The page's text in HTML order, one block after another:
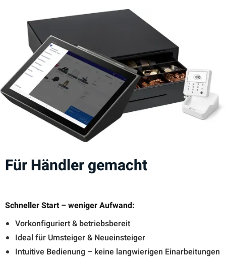
Für Händler gemacht
Schneller Start – weniger Aufwand:
Vorkonfiguriert & betriebsbereit
Ideal für Umsteiger & Neueinsteiger
Intuitive Bedienung – keine langwierigen Einarbeitungen